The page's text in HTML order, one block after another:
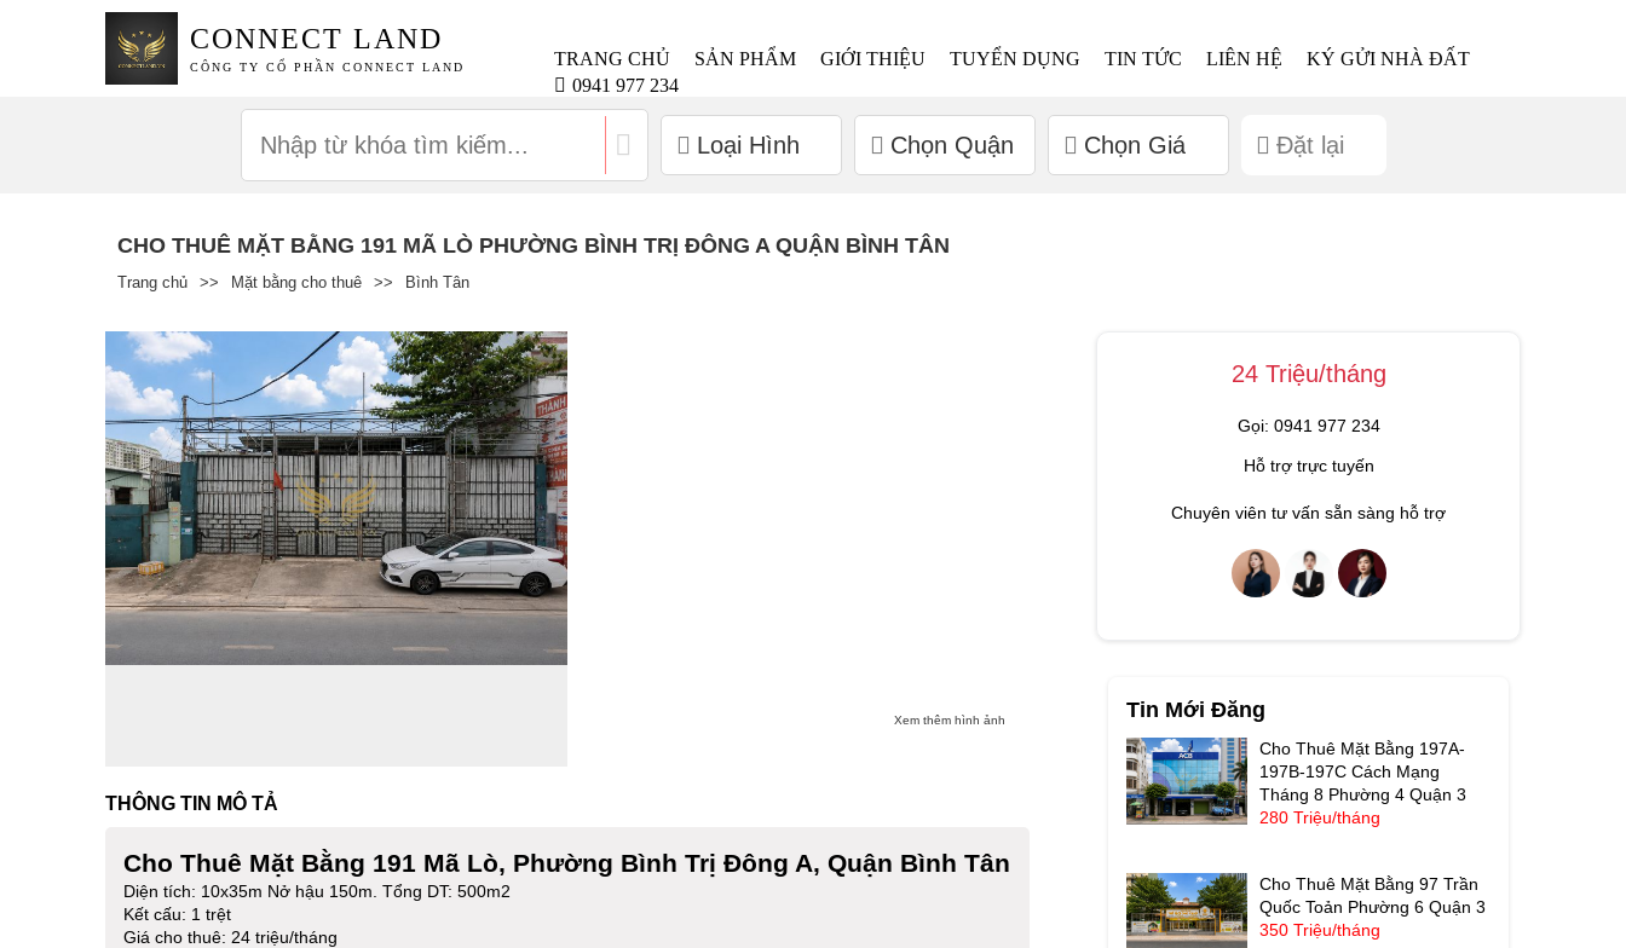
CONNECT LAND
CÔNG TY CỔ PHẦN CONNECT LAND TRANG CHỦ SẢN PHẨM GIỚI THIỆU TUYỂN DỤNG TIN TỨC LIÊN HỆ
KÝ GỬI NHÀ ĐẤT
0941 977 234
Loại Hình Chọn Quận Chọn Giá Đặt lại
CHO THUÊ MẶT BẰNG 191 MÃ LÒ PHƯỜNG BÌNH TRỊ ĐÔNG A QUẬN BÌNH TÂN
Trang chủ >> Mặt bằng cho thuê >> Bình Tân
Xem thêm hình ảnh
THÔNG TIN MÔ TẢ
Cho Thuê Mặt Bằng 191 Mã Lò, Phường Bình Trị Đông A, Quận Bình Tân
Diện tích: 10x35m Nở hậu 150m. Tổng DT: 500m2
Kết cấu: 1 trệt
Giá cho thuê: 24 triệu/tháng
24 Triệu/tháng
Gọi: 0941 977 234
Hỗ trợ trực tuyến
Chuyên viên tư vấn sẵn sàng hỗ trợ
Tin Mới Đăng
Cho Thuê Mặt Bằng 197A-
197B-197C Cách Mạng
Tháng 8 Phường 4 Quận 3
280 Triệu/tháng
Cho Thuê Mặt Bằng 97 Trần
Quốc Toản Phường 6 Quận 3
350 Triệu/tháng